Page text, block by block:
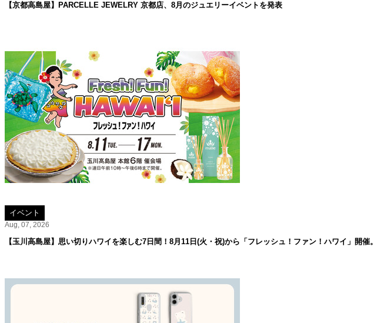
【京都高島屋】PARCELLE JEWELRY 京都店、8月のジュエリーイベントを発表
イベント
Aug, 07, 2026
【玉川高島屋】思い切りハワイを楽しむ7日間！8月11日(火・祝)から「フレッシュ！ファン！ハワイ」開催。